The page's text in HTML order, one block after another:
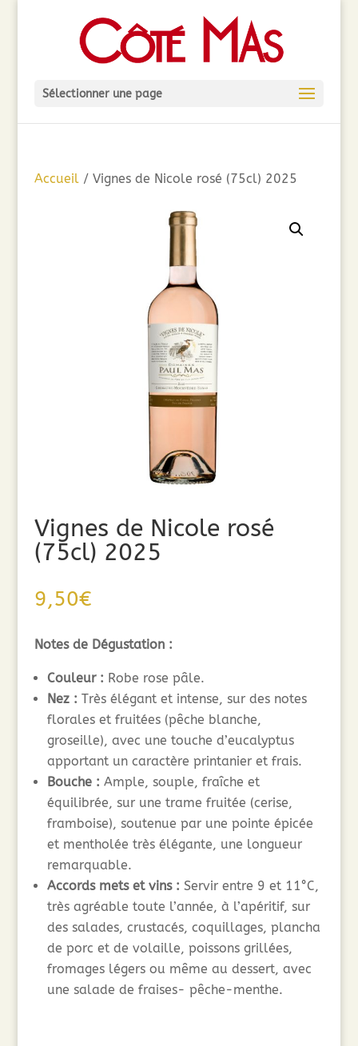
Sélectionner une page
Accueil/ Vignes de Nicole rosé (75cl) 2025
Vignes de Nicole rosé
(75cl) 2025
9,50€
Notes de Dégustation :
Couleur : Robe rose pâle.
Nez : Très élégant et intense, sur des notes
florales et fruitées (pêche blanche,
groseille), avec une touche d’eucalyptus
apportant un caractère printanier et frais.
Bouche : Ample, souple, fraîche et
équilibrée, sur une trame fruitée (cerise,
framboise), soutenue par une pointe épicée
et mentholée très élégante, une longueur
remarquable.
Accords mets et vins : Servir entre 9 et 11°C,
très agréable toute l’année, à l’apéritif, sur
des salades, crustacés, coquillages, plancha
de porc et de volaille, poissons grillées,
fromages légers ou même au dessert, avec
une salade de fraises- pêche-menthe.